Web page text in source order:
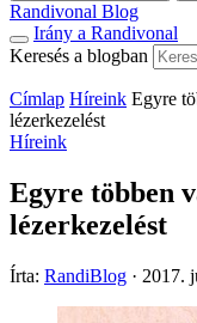
Randivonal Blog
Irány a Randivonal
Keresés a blogban
Címlap Híreink Egyre
lézerkezelést
Híreink
Egyre többen
lézerkezelést
Írta: RandiBlog · 2017.